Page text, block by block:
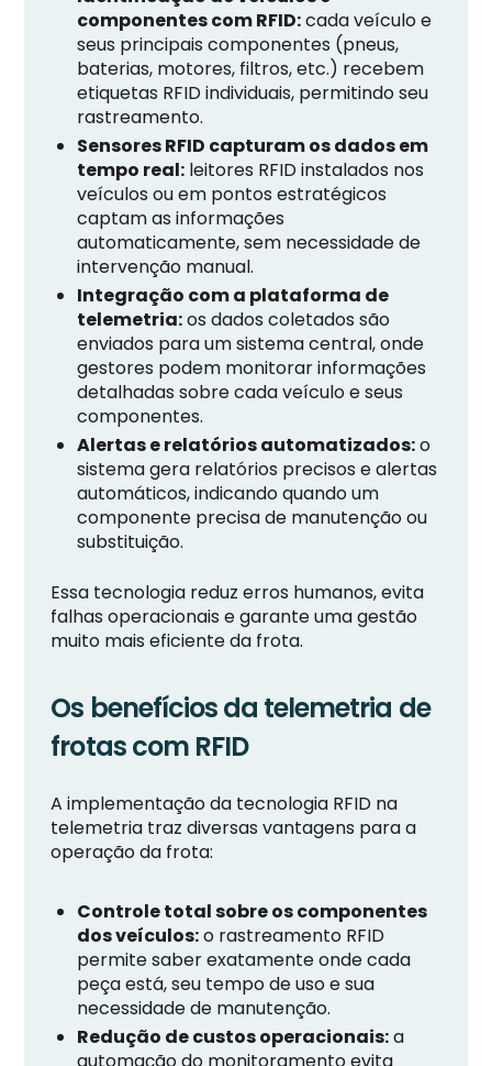
componentes com RFID:cada veículo e
seus principais componentes (pneus,
baterias, motores, filtros, etc.) recebem
etiquetas RFID individuais, permitindo seu
rastreamento.
Sensores RFID capturam os dados em
tempo real: leitores RFID instalados nos
veículos ou em pontos estratégicos
captam as informações
automaticamente, sem necessidade de
intervenção manual.
Integração com a plataforma de
telemetria:os dados coletados são
enviados para um sistema central, onde
gestores podem monitorar informações
detalhadas sobre cada veículo e seus
componentes.
Alertas e relatórios automatizados:o
sistema gera relatórios precisos e alertas
automáticos, indicando quando um
componente precisa de manutenção ou
substituição.
Essa tecnologia reduz erros humanos, evita
falhas operacionais e garante uma gestão
muito mais eficiente da frota.
Os benefícios da telemetria de
frotas com RFID
A implementação da tecnologia RFID na
telemetria traz diversas vantagens para a
operação da frota:
Controle total sobre os componentes
dos veículos:o rastreamento RFID
permite saber exatamente onde cada
peça está, seu tempo de uso e sua
necessidade de manutenção.
Redução de custos operacionais:a